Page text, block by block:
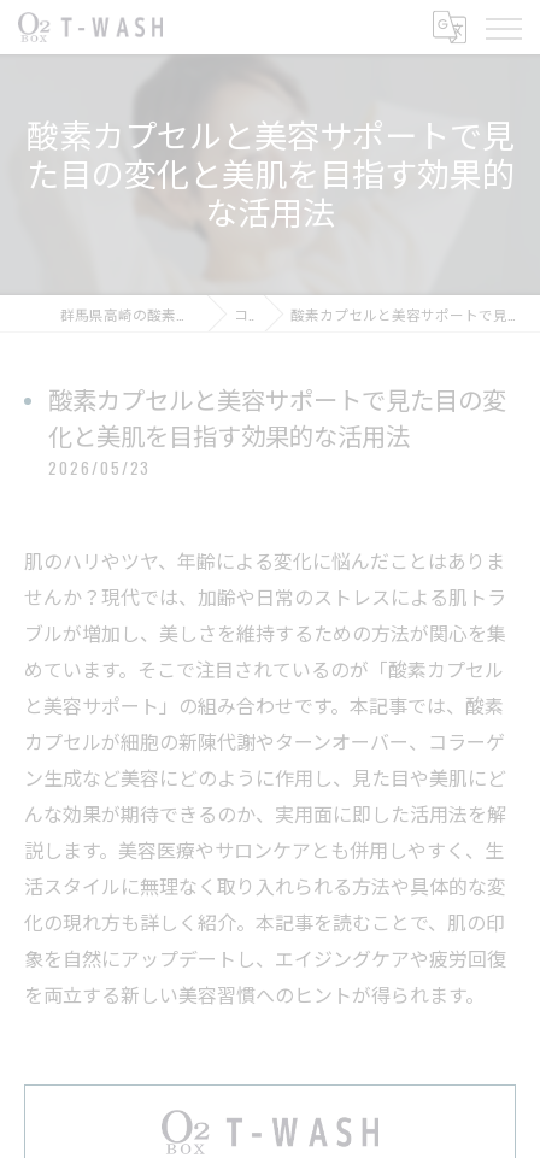
酸素カプセルと美容サポートで見
た目の変化と美肌を目指す効果的
な活用法
コラム 酸素カプセルと美容サポートで見た目の変化と美肌を目指す効果的な活用法
酸素カプセルと美容サポートで見た目の変
化と美肌を目指す効果的な活用法
2026/05/23
肌のハリやツヤ、年齢による変化に悩んだことはありま
せんか？現代では、加齢や日常のストレスによる肌トラ
ブルが増加し、美しさを維持するための方法が関心を集
めています。そこで注目されているのが「酸素カプセル
と美容サポート」の組み合わせです。本記事では、酸素
カプセルが細胞の新陳代謝やターンオーバー、コラーゲ
ン生成など美容にどのように作用し、見た目や美肌にど
んな効果が期待できるのか、実用面に即した活用法を解
説します。美容医療やサロンケアとも併用しやすく、生
活スタイルに無理なく取り入れられる方法や具体的な変
化の現れ方も詳しく紹介。本記事を読むことで、肌の印
象を自然にアップデートし、エイジングケアや疲労回復
を両立する新しい美容習慣へのヒントが得られます。